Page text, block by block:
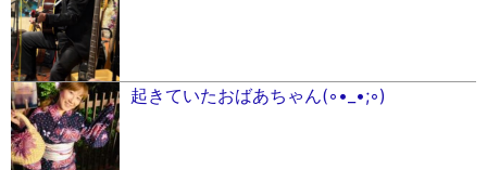
起きていたおばあちゃん(◦︎•_•;◦︎)